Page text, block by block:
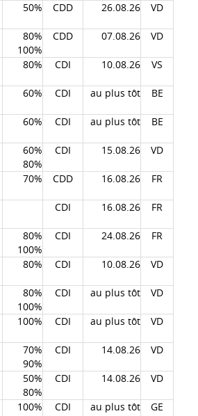
50% CDD 26.08.26 VD
80%
100%
CDD 07.08.26 VD
80% CDI 10.08.26 VS
60% CDI au plus tôt BE
60% CDI au plus tôt BE
60%
80%
CDI 15.08.26 VD
70% CDD 16.08.26 FR
CDI 16.08.26 FR
80%
100%
CDI 24.08.26 FR
80% CDI 10.08.26 VD
80%
100%
CDI au plus tôt VD
100% CDI au plus tôt VD
70%
90%
CDI 14.08.26 VD
50%
80%
CDI 14.08.26 VD
100% CDI au plus tôt GE